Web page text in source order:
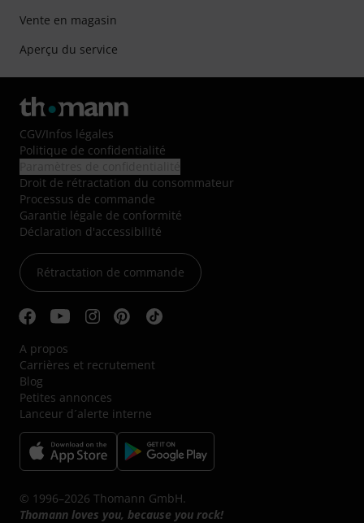
Vente en magasin
Aperçu du service
CGV/Infos légales
Politique de confidentialité
Droit de rétractation du consommateur
Processus de commande
Garantie légale de conformité
Déclaration d'accessibilité
Rétractation de commande
A propos
Carrières et recrutement
Blog
Petites annonces
Lanceur d´alerte interne
© 1996–2026 Thomann GmbH.
Thomann loves you, because you rock!